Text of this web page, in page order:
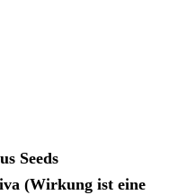
Seeds
(Wirkung ist eine